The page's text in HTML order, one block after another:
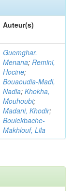
Auteur(s)
Guemghar,
Menana; Remini,
Hocine;
Bouaoudia-Madi,
Nadia; Khokha,
Mouhoubi;
Madani, Khodir;
Boulekbache-
Makhlouf, Lila